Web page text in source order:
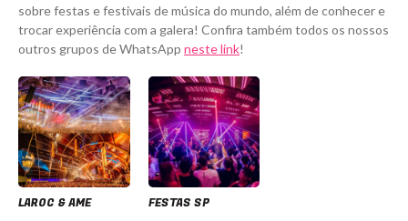
sobre festas e festivais de música do mundo, além de conhecer e
trocar experiência com a galera! Confira também todos os nossos
outros grupos de WhatsApp neste link!
LAROC & AME FESTAS SP